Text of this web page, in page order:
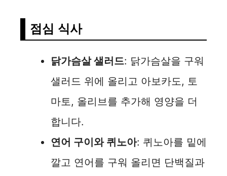
점심 식사
닭가슴살 샐러드: 닭가슴살을 구워
샐러드 위에 올리고 아보카도, 토
마토, 올리브를 추가해 영양을 더
합니다.
연어 구이와 퀴노아: 퀴노아를 밑에
깔고 연어를 구워 올리면 단백질과